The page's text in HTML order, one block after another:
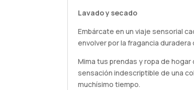
Lavado y secado
Embárcate en un viaje sensorial
envolver por la fragancia duradera
Mima tus prendas y ropa de hogar
sensación indescriptible de una
muchísimo tiempo.